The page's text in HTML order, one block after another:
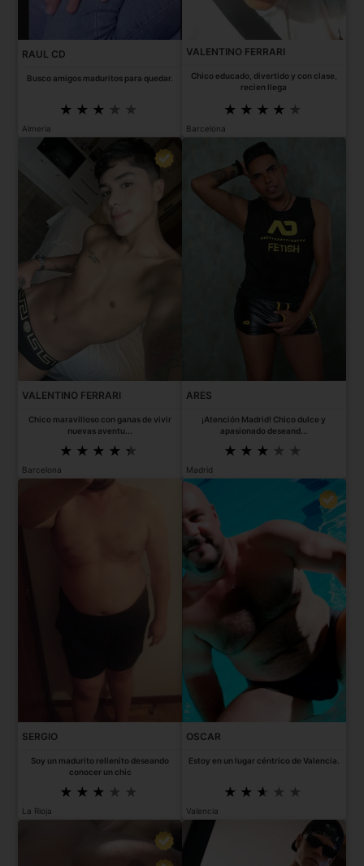
RAUL CD
Busco amigos maduritos para quedar.
Almeria
VALENTINO FERRARI
Chico educado, divertido y con clase,
recien llega
Barcelona
VALENTINO FERRARI
Chico maravilloso con ganas de vivir
nuevas aventu...
Barcelona
ARES
¡Atención Madrid! Chico dulce y
apasionado deseand...
Madrid
SERGIO
Soy un madurito rellenito deseando
conocer un chic
La Rioja
OSCAR
Estoy en un lugar céntrico de Valencia.
Valencia